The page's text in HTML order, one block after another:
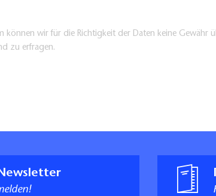
wir für die Richtigkeit der Daten keine Gewähr
zu erfragen.